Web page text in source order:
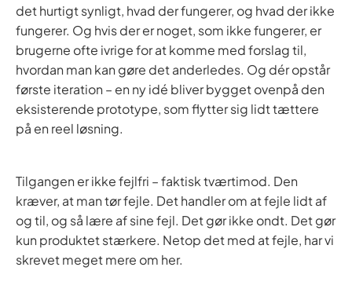
det hurtigt synligt, hvad der fungerer, og hvad der ikke
fungerer. Og hvis der er noget, som ikke fungerer, er
brugerne ofte ivrige for at komme med forslag til,
hvordan man kan gøre det anderledes. Og dér opstår
første iteration – en ny idé bliver bygget ovenpå den
eksisterende prototype, som flytter sig lidt tættere
på en reel løsning.
Tilgangen er ikke fejlfri – faktisk tværtimod. Den
kræver, at man tør fejle. Det handler om at fejle lidt af
og til, og så lære af sine fejl. Det gør ikke ondt. Det gør
kun produktet stærkere. Netop det med at fejle, har vi
skrevet meget mere om her.